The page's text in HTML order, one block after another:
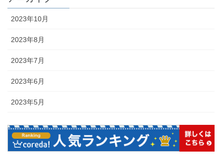
2023年10月
2023年8月
2023年7月
2023年6月
2023年5月